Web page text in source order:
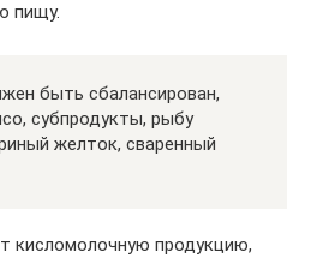
пищу.
быть сбалансирован,
субпродукты, рыбу
желток, сваренный
кисломолочную продукцию,